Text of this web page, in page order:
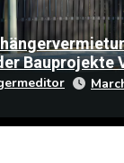
Bauprojekte